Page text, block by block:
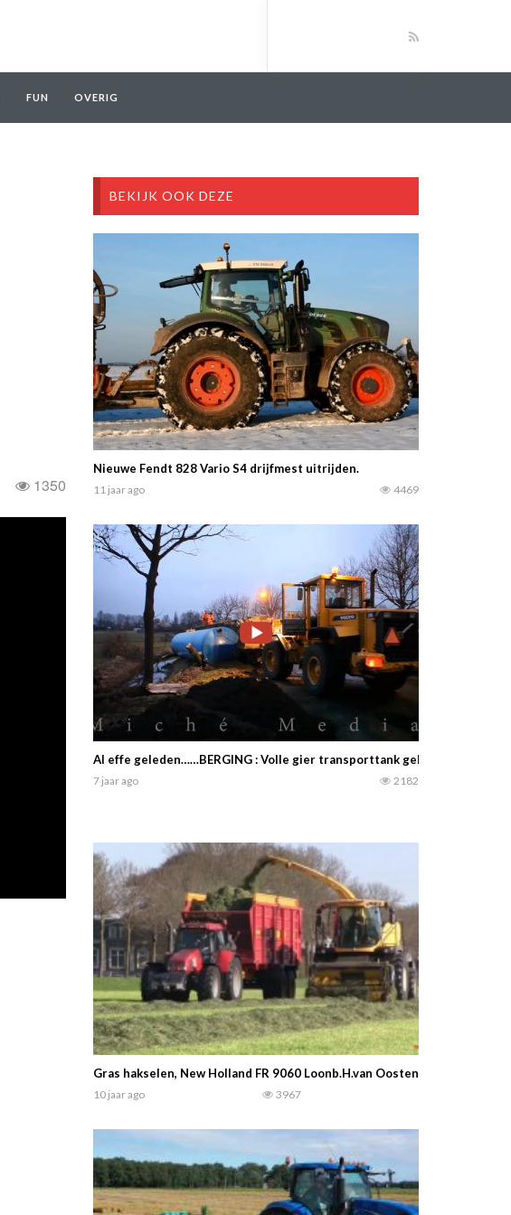
FUN OVERIG
1350
BEKIJK OOK DEZE
Nieuwe Fendt 828 Vario S4 drijfmest uitrijden.
11 jaar ago 4469
Al effe geleden……BERGING : Volle gier transporttank gekanteld in
7 jaar ago 2182
Gras hakselen, New Holland FR 9060 Loonb.H.van Oosten.– Tonnie Stam
10 jaar ago 3967